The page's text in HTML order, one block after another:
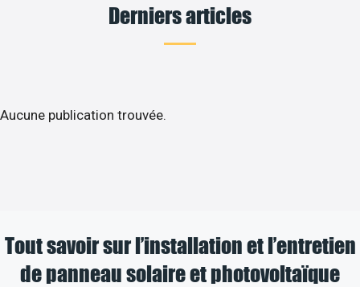
Derniers articles
Aucune publication trouvée.
Tout savoir sur l’installation et l’entretien
de panneau solaire et photovoltaïque